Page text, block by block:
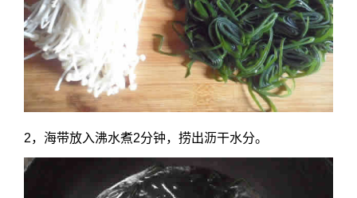
2，海带放入沸水煮2分钟，捞出沥干水分。